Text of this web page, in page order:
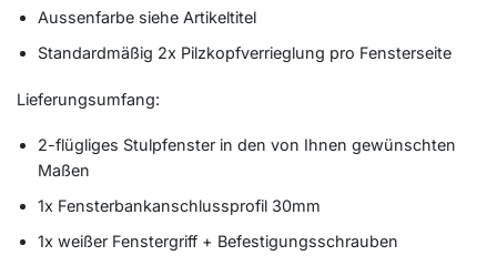
Aussenfarbe siehe Artikeltitel
Standardmäßig 2x Pilzkopfverrieglung pro Fensterseite
Lieferungsumfang:
2-flügliges Stulpfenster in den von Ihnen gewünschten
Maßen
1x Fensterbankanschlussprofil 30mm
1x weißer Fenstergriff + Befestigungsschrauben